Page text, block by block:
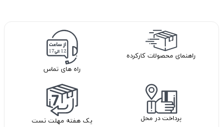
راهنمای محصولات کارکرده
راه های تماس
پرداخت در محل یک هفته مهلت تست